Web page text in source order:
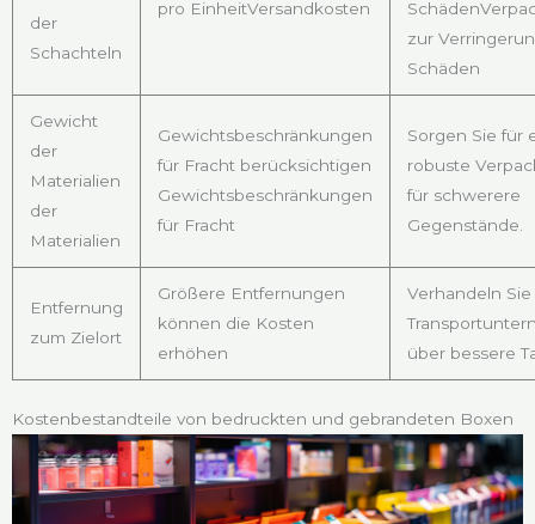
der
Schachteln
pro EinheitVersandkosten
zur
Schäden
Gewicht
der
Materialien
der
Materialien
Gewichtsbeschränkungen
für Fracht berücksichtigen
Gewichtsbeschränkungen
für Fracht
Sorgen Sie für
robuste
für schwerere
Gegenstände.
Entfernung
zum Zielort
Größere Entfernungen
können die Kosten
erhöhen
Verhandeln Sie
über bessere
Kostenbestandteile von bedruckten und gebrandeten Boxen